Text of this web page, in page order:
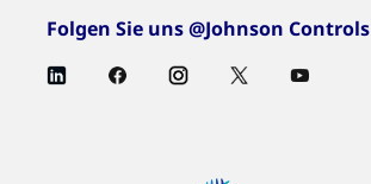
Folgen Sie uns @Johnson Controls